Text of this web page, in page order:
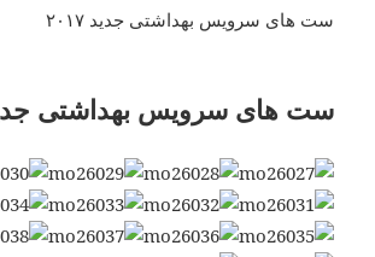
ست های سرویس بهداشتی جدید ۲۰۱۷
ست های سرویس بهداشتی جدید